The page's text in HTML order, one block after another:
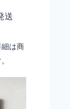
送
は商